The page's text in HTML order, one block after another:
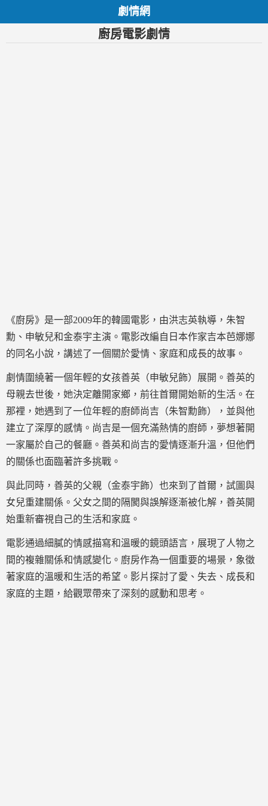
劇情網
廚房電影劇情
《廚房》是一部2009年的韓國電影，由洪志英執導，朱智
勳、申敏兒和金泰宇主演。電影改編自日本作家吉本芭娜娜
的同名小說，講述了一個關於愛情、家庭和成長的故事。
劇情圍繞著一個年輕的女孩善英（申敏兒飾）展開。善英的
母親去世後，她決定離開家鄉，前往首爾開始新的生活。在
那裡，她遇到了一位年輕的廚師尚吉（朱智勳飾），並與他
建立了深厚的感情。尚吉是一個充滿熱情的廚師，夢想著開
一家屬於自己的餐廳。善英和尚吉的愛情逐漸升溫，但他們
的關係也面臨著許多挑戰。
與此同時，善英的父親（金泰宇飾）也來到了首爾，試圖與
女兒重建關係。父女之間的隔閡與誤解逐漸被化解，善英開
始重新審視自己的生活和家庭。
電影通過細膩的情感描寫和溫暖的鏡頭語言，展現了人物之
間的複雜關係和情感變化。廚房作為一個重要的場景，象徵
著家庭的溫暖和生活的希望。影片探討了愛、失去、成長和
家庭的主題，給觀眾帶來了深刻的感動和思考。